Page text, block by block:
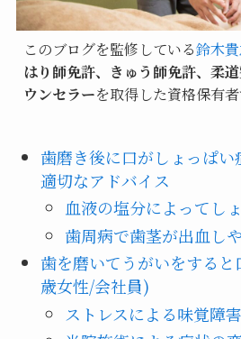
このブログを監修している鈴木
はり師免許、きゅう師免許、柔
ウンセラーを取得した資格保有者
歯磨き後に口がしょっぱ
適切なアドバイス
血液の塩分によってし
歯周病で歯茎が出血し
歯を磨いてうがいをする
歳女性/会社員)
ストレスによる味覚障